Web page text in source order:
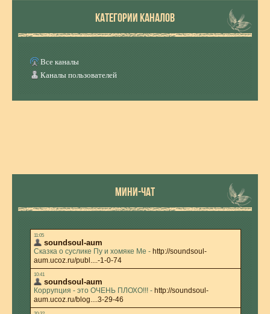
КАТЕГОРИИ КАНАЛОВ
Все каналы
Каналы пользователей
МИНИ-ЧАТ